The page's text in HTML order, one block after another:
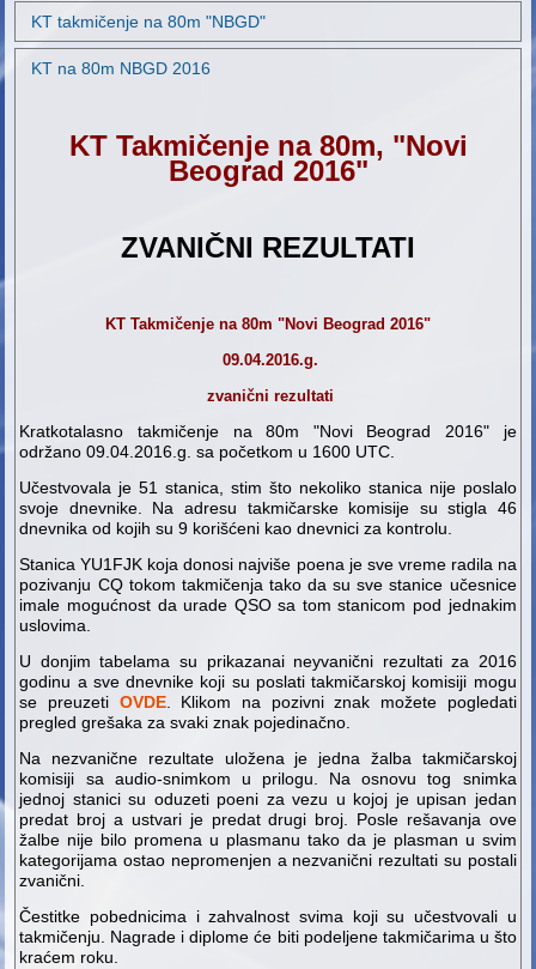
KT takmičenje na 80m "NBGD"
KT na 80m NBGD 2016
KT Takmičenje na 80m, "Novi
Beograd 2016"
ZVANIČNI REZULTATI
KT Takmičenje na 80m "Novi Beograd 2016"
09.04.2016.g.
zvanični rezultati
Kratkotalasno takmičenje na 80m "Novi Beograd 2016" je
održano 09.04.2016.g. sa početkom u 1600 UTC.
Učestvovala je 51 stanica, stim što nekoliko stanica nije poslalo
svoje dnevnike. Na adresu takmičarske komisije su stigla 46
dnevnika od kojih su 9 korišćeni kao dnevnici za kontrolu.
Stanica YU1FJK koja donosi najviše poena je sve vreme radila na
pozivanju CQ tokom takmičenja tako da su sve stanice učesnice
imale mogućnost da urade QSO sa tom stanicom pod jednakim
uslovima.
U donjim tabelama su prikazanai neyvanični rezultati za 2016
godinu a sve dnevnike koji su poslati takmičarskoj komisiji mogu
se preuzeti OVDE. Klikom na pozivni znak možete pogledati
pregled grešaka za svaki znak pojedinačno.
Na nezvanične rezultate uložena je jedna žalba takmičarskoj
komisiji sa audio-snimkom u prilogu. Na osnovu tog snimka
jednoj stanici su oduzeti poeni za vezu u kojoj je upisan jedan
predat broj a ustvari je predat drugi broj. Posle rešavanja ove
žalbe nije bilo promena u plasmanu tako da je plasman u svim
kategorijama ostao nepromenjen a nezvanični rezultati su postali
zvanični.
Čestitke pobednicima i zahvalnost svima koji su učestvovali u
takmičenju. Nagrade i diplome će biti podeljene takmičarima u što
kraćem roku.